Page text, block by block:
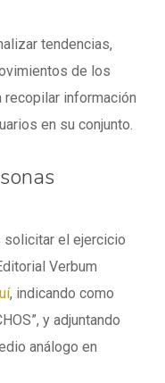
tendencias,
de los
información
en su conjunto.
solicitar el ejercicio
Verbum
, indicando como
y adjuntando
análogo en